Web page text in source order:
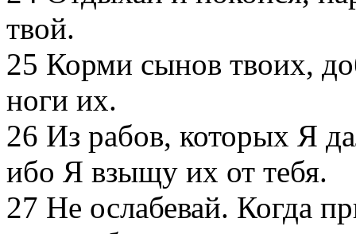
твой.
25 Корми сынов твоих,
ноги их.
26 Из рабов, которых Я
ибо Я взыщу их от тебя.
27 Не ослабевай. Когда